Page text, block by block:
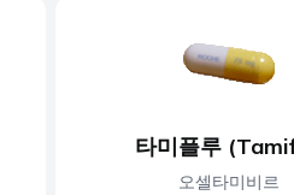
타미플루
오셀타미비르